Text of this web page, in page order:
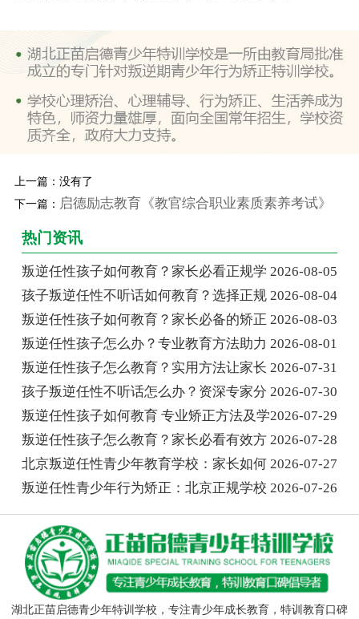
上一篇：没有了
下一篇： 启德励志教育《教官综合职业素质素养考试》
热门资讯
叛逆任性孩子如何教育？家长必看正规学 2026-08-05
孩子叛逆任性不听话如何教育？选择正规 2026-08-04
叛逆任性孩子如何教育？家长必备的矫正 2026-08-03
叛逆任性孩子怎么办？专业教育方法助力 2026-08-01
叛逆任性孩子怎么教育？实用方法让家长 2026-07-31
孩子叛逆任性不听话怎么办？资深专家分 2026-07-30
叛逆任性孩子如何教育 专业矫正方法及学2026-07-29
叛逆任性孩子怎么教育？家长必看有效方 2026-07-28
北京叛逆任性青少年教育学校：家长如何 2026-07-27
叛逆任性青少年行为矫正：北京正规学校 2026-07-26
湖北正苗启德青少年特训学校，专注青少年成长教育，特训教育口碑